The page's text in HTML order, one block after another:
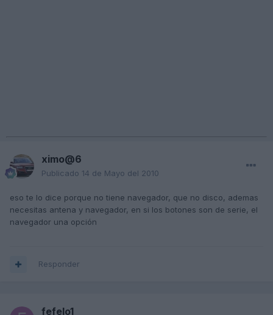
ximo@6
Publicado 14 de Mayo del 2010
eso te lo dice porque no tiene navegador, que no disco, ademas
necesitas antena y navegador, en si los botones son de serie, el
navegador una opción
Responder
fefelo1